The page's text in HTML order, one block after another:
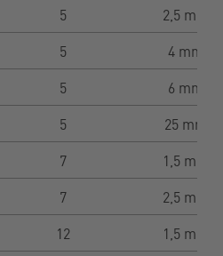
5
2,5 mm²
5
4 mm²
5
6 mm²
5
25 mm²
7
1,5 mm²
7
2,5 mm²
12
1,5 mm²